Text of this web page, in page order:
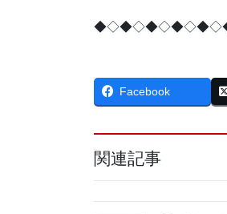
Facebook
関連記事